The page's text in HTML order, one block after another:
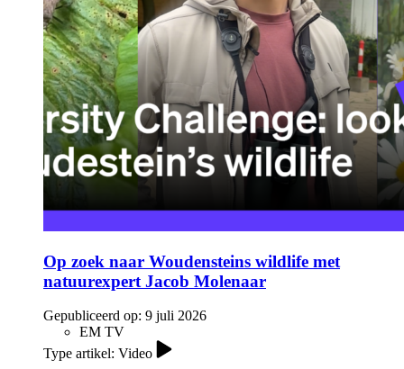
Op zoek naar Woudensteins wildlife met
natuurexpert Jacob Molenaar
Gepubliceerd op: 9 juli 2026
EM TV
Type artikel: Video